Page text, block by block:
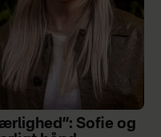
Sofie og